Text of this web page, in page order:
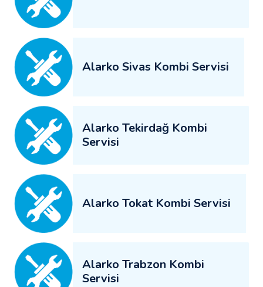
Alarko Sivas Kombi Servisi
Alarko Tekirdağ Kombi
Servisi
Alarko Tokat Kombi Servisi
Alarko Trabzon Kombi
Servisi